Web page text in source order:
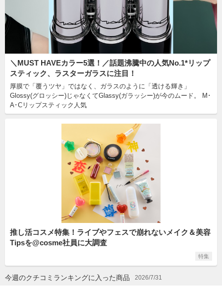
＼MUST HAVEカラー5選！／話題沸騰中の人気No.1*リップ
スティック、ラスターガラスに注目！
厚膜で「覆うツヤ」ではなく、ガラスのように「透ける輝き」
Glossy(グロッシー)じゃなくてGlassy(ガラッシー)が今のムード。 M･
A･Cリップスティック人気
推し活コスメ特集！ライブやフェスで崩れないメイク＆美容
Tipsを@cosme社員に大調査
特集
今週のクチコミランキングに入った商品 2026/7/31